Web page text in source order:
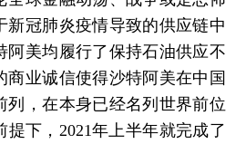
新冠肺炎疫情导致的供应链中
阿美均履行了保持石油供应不
商业诚信使得沙特阿美在中国
列，在本身已经名列世界前位
提下，2021年上半年就完成了